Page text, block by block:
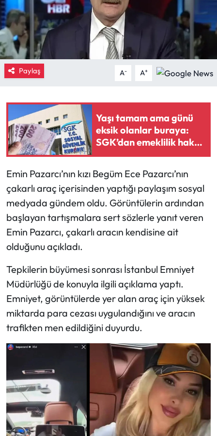
Paylaş A- A+
Yaşı tamam ama günü
eksik olanlar buraya:
SGK’dan emeklilik hakkı
kazandıran reçete
Emin Pazarcı’nın kızı Begüm Ece Pazarcı’nın
çakarlı araç içerisinden yaptığı paylaşım sosyal
medyada gündem oldu. Görüntülerin ardından
başlayan tartışmalara sert sözlerle yanıt veren
Emin Pazarcı, çakarlı aracın kendisine ait
olduğunu açıkladı.
Tepkilerin büyümesi sonrası İstanbul Emniyet
Müdürlüğü de konuyla ilgili açıklama yaptı.
Emniyet, görüntülerde yer alan araç için yüksek
miktarda para cezası uygulandığını ve aracın
trafikten men edildiğini duyurdu.
Güncel
İskilip Haberleri
Kargı Haberleri
Kimdir?
Kültür Sanat
Laçin Haberleri
Magazin
Mecitözü Haberleri
Oğuzlar Haberleri
Ortaköy Haberleri
Osmancık Haberleri
Otomotiv
Resmi İlan
Resmi Reklam
Siyaset
Spor
Sungurlu Haberleri